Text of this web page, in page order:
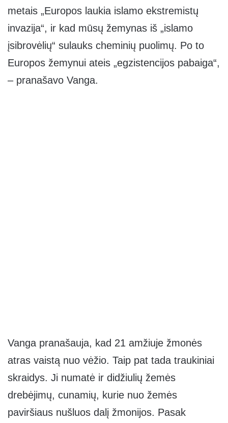
metais „Europos laukia islamo ekstremistų
invazija“, ir kad mūsų žemynas iš „islamo
įsibrovėlių“ sulauks cheminių puolimų. Po to
Europos žemynui ateis „egzistencijos pabaiga“,
– pranašavo Vanga.
Vanga pranašauja, kad 21 amžiuje žmonės
atras vaistą nuo vėžio. Taip pat tada traukiniai
skraidys. Ji numatė ir didžiulių žemės
drebėjimų, cunamių, kurie nuo žemės
paviršiaus nušluos dalį žmonijos. Pasak